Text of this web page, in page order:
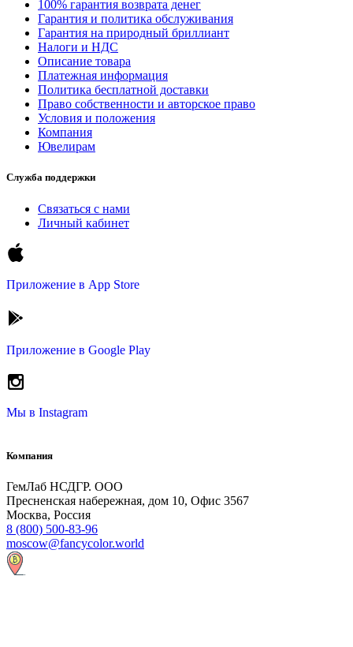
100% гарантия возврата денег
Гарантия и политика обслуживания
Гарантия на природный бриллиант
Налоги и НДС
Описание товара
Платежная информация
Политика бесплатной доставки
Право собственности и авторское право
Условия и положения
Компания
Ювелирам
Служба поддержки
Связаться с нами
Личный кабинет
Приложение в App Store
Приложение в Google Play
Мы в Instagram
Компания
ГемЛаб НСДГР. ООО
Пресненская набережная, дом 10, Офис 3567
Москва, Россия
8 (800) 500-83-96
moscow@fancycolor.world